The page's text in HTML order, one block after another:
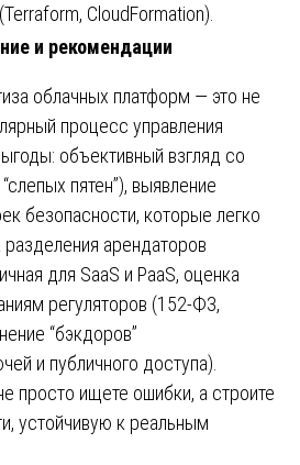
(Terraform, CloudFormation).
и рекомендации
облачных платформ — это не
процесс управления
объективный взгляд со
пятен”), выявление
безопасности, которые легко
разделения арендаторов
для SaaS и PaaS, оценка
регуляторов (152-ФЗ,
“бэкдоров”
и публичного доступа).
просто ищете ошибки, а строите
устойчивую к реальным